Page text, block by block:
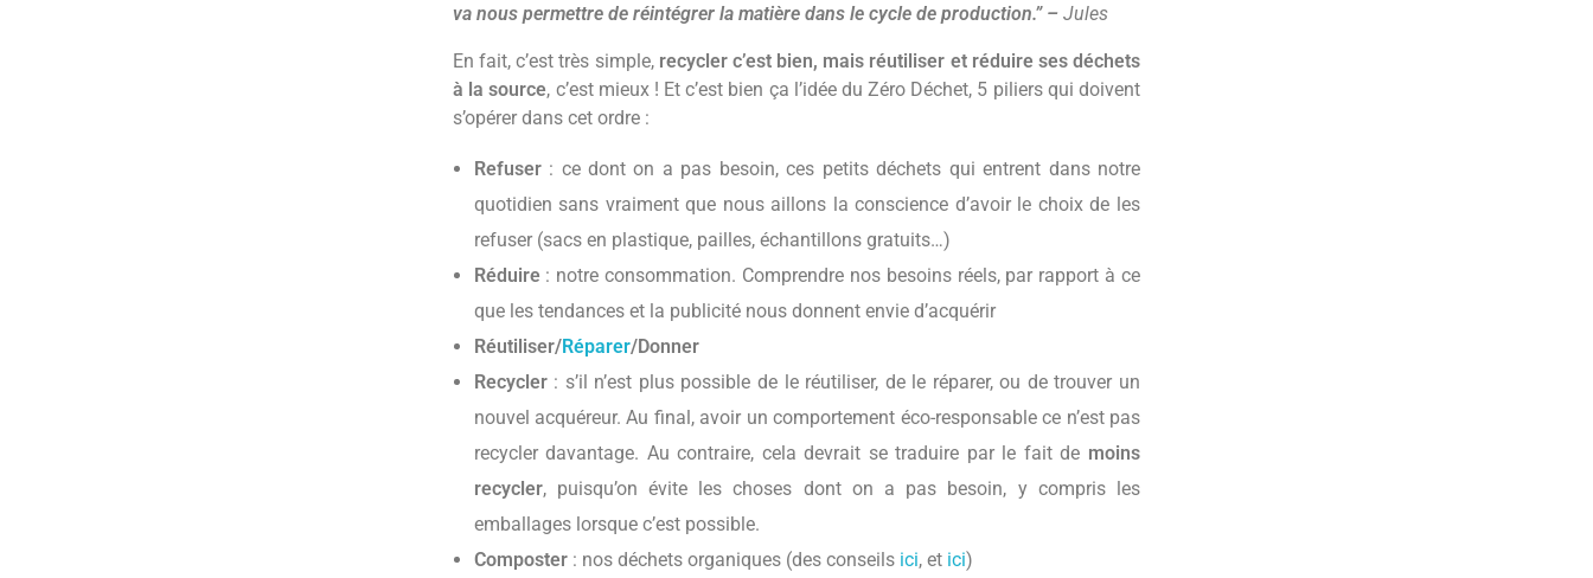
va nous permettre de réintégrer la matière dans le cycle de production.” – Jules
En fait, c’est très simple, recycler c’est bien, mais réutiliser et réduire ses déchets
à la source, c’est mieux ! Et c’est bien ça l’idée du Zéro Déchet, 5 piliers qui doivent
s’opérer dans cet ordre :
Refuser: ce dont on a pas besoin, ces petits déchets qui entrent dans notre
quotidien sans vraiment que nous aillons la conscience d’avoir le choix de les
refuser (sacs en plastique, pailles, échantillons gratuits…)
Réduire : notre consommation. Comprendre nos besoins réels, par rapport à ce
que les tendances et la publicité nous donnent envie d’acquérir
Réutiliser/Réparer/Donner
Recycler: s’il n’est plus possible de le réutiliser, de le réparer, ou de trouver un
nouvel acquéreur. Au final, avoir un comportement éco-responsable ce n’est pas
recycler davantage. Au contraire, cela devrait se traduire par le fait de moins
recycler, puisqu’on évite les choses dont on a pas besoin, y compris les
emballages lorsque c’est possible.
Composter : nos déchets organiques (des conseils ici, et ici)